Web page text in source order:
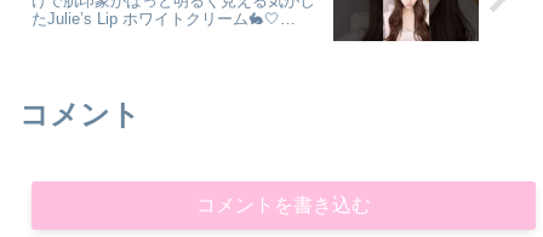
たJulie’s Lip ホワイトクリーム🐇🤍
コメント
コメントを書き込む